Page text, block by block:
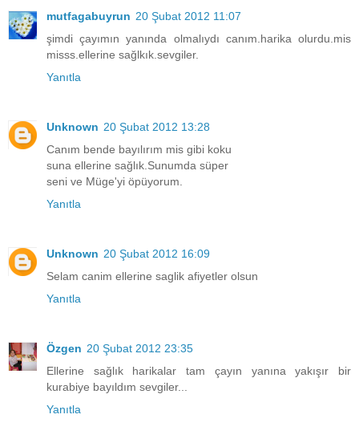
mutfagabuyrun 20 Şubat 2012 11:07
şimdi çayımın yanında olmalıydı canım.harika olurdu.mis
misss.ellerine sağlkık.sevgiler.
Yanıtla
Unknown 20 Şubat 2012 13:28
Canım bende bayılırım mis gibi koku
suna ellerine sağlık.Sunumda süper
seni ve Müge'yi öpüyorum.
Yanıtla
Unknown 20 Şubat 2012 16:09
Selam canim ellerine saglik afiyetler olsun
Yanıtla
Özgen 20 Şubat 2012 23:35
Ellerine sağlık harikalar tam çayın yanına yakışır bir
kurabiye bayıldım sevgiler...
Yanıtla